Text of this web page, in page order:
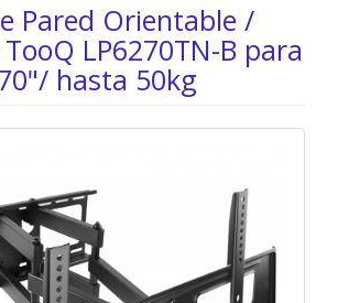
Pared Orientable /
LP6270TN-B para
hasta 50kg